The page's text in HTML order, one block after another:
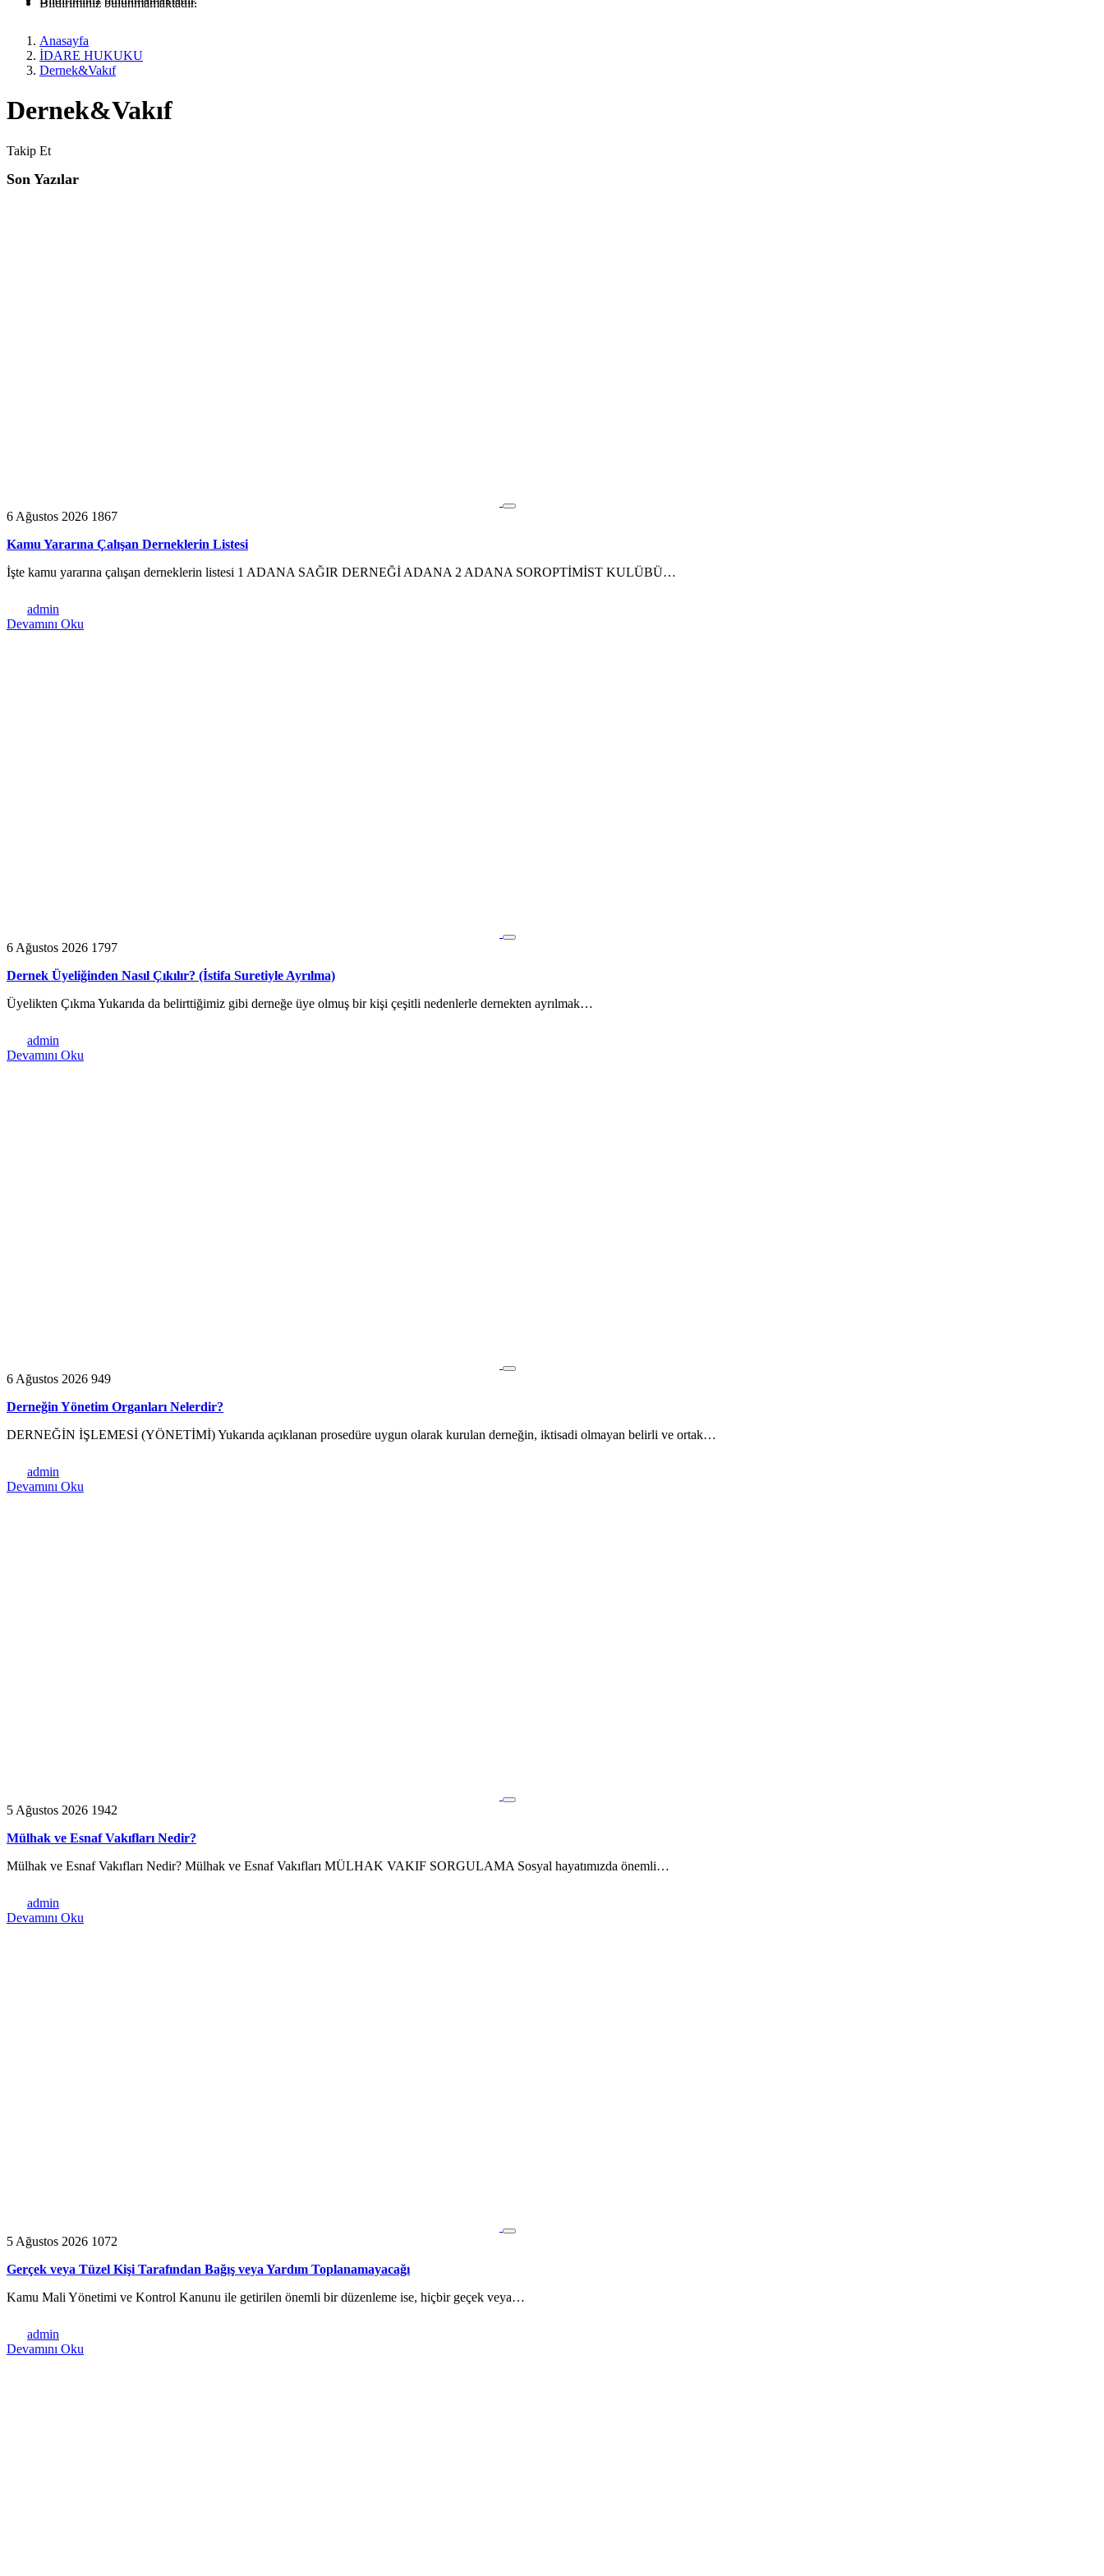
Bildiriminiz bulunmamaktadır.
Anasayfa
İDARE HUKUKU
Dernek&Vakıf
Dernek&Vakıf
Takip Et
Son Yazılar
6 Ağustos 2026 1867
Kamu Yararına Çalışan Derneklerin Listesi
İşte kamu yararına çalışan derneklerin listesi 1 ADANA SAĞIR DERNEĞİ ADANA 2 ADANA SOROPTİMİST KULÜBÜ…
admin
Devamını Oku
6 Ağustos 2026 1797
Dernek Üyeliğinden Nasıl Çıkılır? (İstifa Suretiyle Ayrılma)
Üyelikten Çıkma Yukarıda da belirttiğimiz gibi derneğe üye olmuş bir kişi çeşitli nedenlerle dernekten ayrılmak…
admin
Devamını Oku
6 Ağustos 2026 949
Derneğin Yönetim Organları Nelerdir?
DERNEĞİN İŞLEMESİ (YÖNETİMİ) Yukarıda açıklanan prosedüre uygun olarak kurulan derneğin, iktisadi olmayan belirli ve ortak…
admin
Devamını Oku
5 Ağustos 2026 1942
Mülhak ve Esnaf Vakıfları Nedir?
Mülhak ve Esnaf Vakıfları Nedir? Mülhak ve Esnaf Vakıfları MÜLHAK VAKIF SORGULAMA Sosyal hayatımızda önemli…
admin
Devamını Oku
5 Ağustos 2026 1072
Gerçek veya Tüzel Kişi Tarafından Bağış veya Yardım Toplanamayacağı
Kamu Mali Yönetimi ve Kontrol Kanunu ile getirilen önemli bir düzenleme ise, hiçbir geçek veya…
admin
Devamını Oku